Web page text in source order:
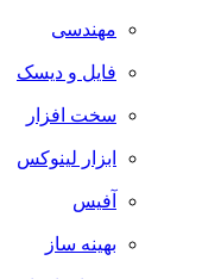
مهندسی
فایل و دیسک
سخت افزار
ابزار لینوکس
آفیس
بهینه ساز